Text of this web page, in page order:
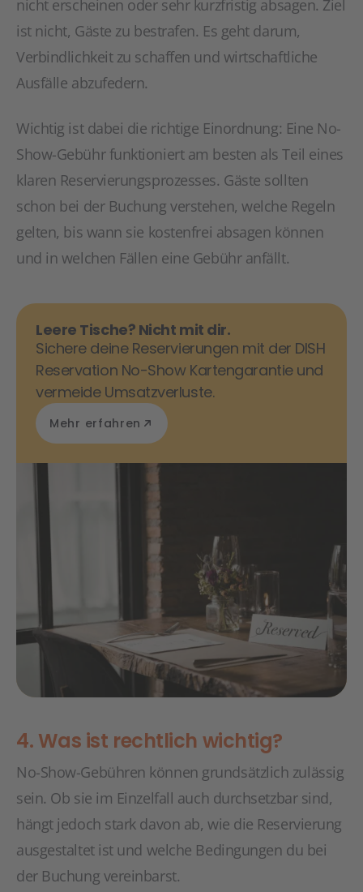
nicht erscheinen oder sehr kurzfristig absagen. Ziel
ist nicht, Gäste zu bestrafen. Es geht darum,
Verbindlichkeit zu schaffen und wirtschaftliche
Ausfälle abzufedern.
Wichtig ist dabei die richtige Einordnung: Eine No-
Show-Gebühr funktioniert am besten als Teil eines
klaren Reservierungsprozesses. Gäste sollten
schon bei der Buchung verstehen, welche Regeln
gelten, bis wann sie kostenfrei absagen können
und in welchen Fällen eine Gebühr anfällt.
Leere Tische? Nicht mit dir.
Sichere deine Reservierungen mit der DISH
Reservation No-Show Kartengarantie und
vermeide Umsatzverluste.
Mehr erfahren
4. Was ist rechtlich wichtig?
No-Show-Gebühren können grundsätzlich zulässig
sein. Ob sie im Einzelfall auch durchsetzbar sind,
hängt jedoch stark davon ab, wie die Reservierung
ausgestaltet ist und welche Bedingungen du bei
der Buchung vereinbarst.